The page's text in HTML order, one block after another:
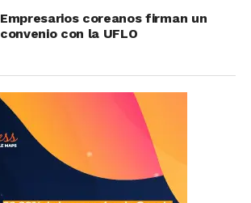
Empresarios coreanos firman un
convenio con la UFLO